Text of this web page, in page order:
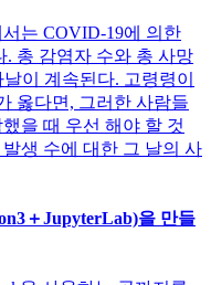
는 COVID-19에 의한
총 감염자 수와 총 사망
이 계속된다. 고령령이
옳다면, 그러한 사람들
을 때 우선 해야 할 것
생 수에 대한 그 날의 사
＋JupyterLab)을 만들